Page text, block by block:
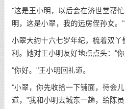
"这是王小明，以后会在济世堂帮
明，这是小翠，我的远房侄孙女。"
小翠大约十六七岁年纪，梳着双丫
利。她对王小明友好地点点头："
"你好。"王小明回礼道。
"小翠，你先收拾一下铺面，待会
道，"我和小明去城东一趟，给陈